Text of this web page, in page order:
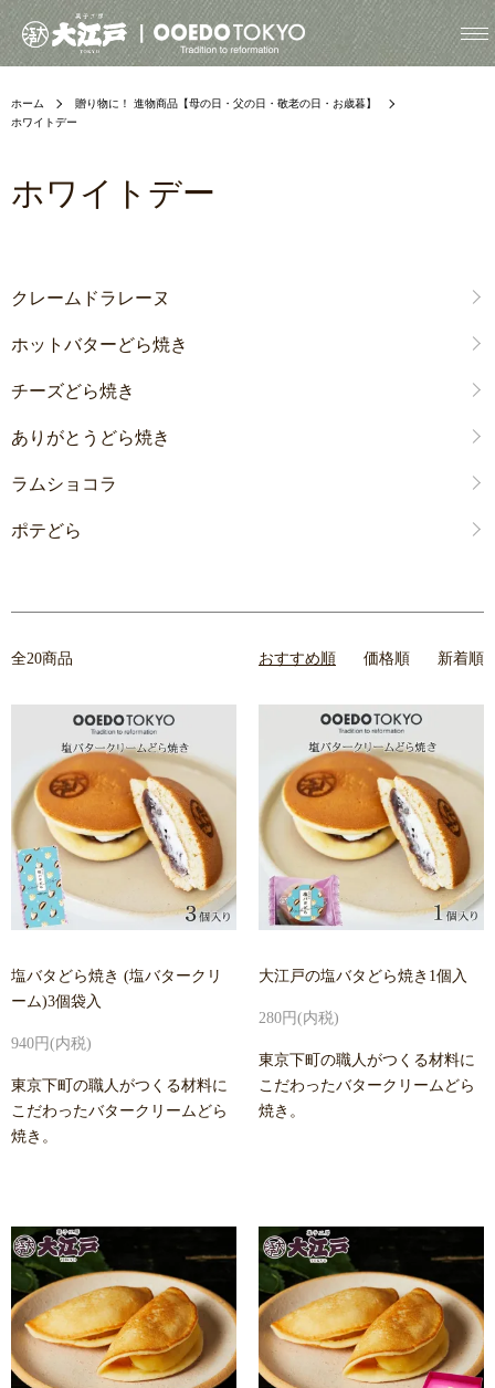
ホーム
贈り物に！ 進物商品【母の日・父の日・敬老の日・お歳暮】
ホワイトデー
ホワイトデー
クレームドラレーヌ
ホットバターどら焼き
チーズどら焼き
ありがとうどら焼き
ラムショコラ
ポテどら
全20商品 おすすめ順 価格順 新着順
塩バタどら焼き (塩バタークリ
ーム)3個袋入
940円(内税)
東京下町の職人がつくる材料に
こだわったバタークリームどら
焼き。
大江戸の塩バタどら焼き1個入
280円(内税)
東京下町の職人がつくる材料に
こだわったバタークリームどら
焼き。